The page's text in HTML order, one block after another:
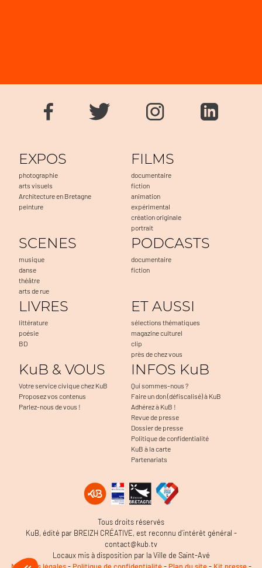
EXPOS
photographie
arts visuels
Architecture en Bretagne
peinture
FILMS
documentaire
fiction
animation
expérimental
création originale
portrait
SCENES
musique
danse
théâtre
arts de rue
PODCASTS
documentaire
fiction
LIVRES
littérature
poésie
BD
ET AUSSI
sélections thématiques
magazine culturel
clip
près de chez vous
KuB & VOUS
Votre service civique chez KuB
Proposez vos contenus
Parlez-nous de vous !
INFOS KuB
Qui sommes-nous ?
Faire un don (défiscalisé) à KuB
Adhérez à KuB !
Revue de presse
Dossier de presse
Politique de confidentialité
KuB à la carte
Partenariats
Tous droits réservés
KuB, édité par BREIZH CRÉATIVE, est reconnu d’intérêt général -
contact@kub.tv
Locaux mis à disposition par la Ville de Saint-Avé